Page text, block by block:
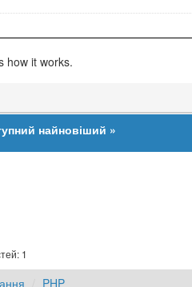
how it works.
найновіший »
1
PHP